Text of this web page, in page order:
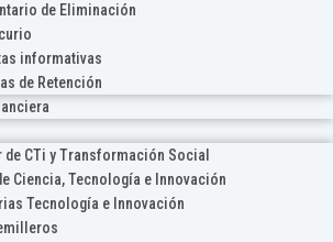
de Eliminación
informativas
de Retención
CTi y Transformación Social
Ciencia, Tecnología e Innovación
Tecnología e Innovación